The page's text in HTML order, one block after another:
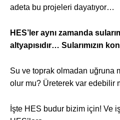
adeta bu projeleri dayatıyor…
HES’ler aynı zamanda
altyapısıdır… Sularımızın
Su ve toprak olmadan uğruna
olur mu? Üreterek var edebilir
İşte HES budur bizim için! Ve